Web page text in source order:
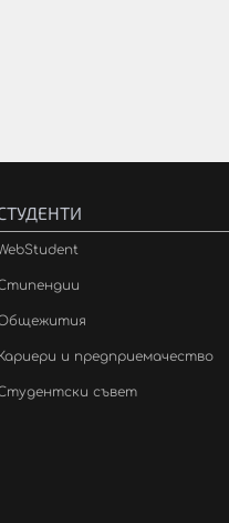
Кариери и предприемачество
съвет